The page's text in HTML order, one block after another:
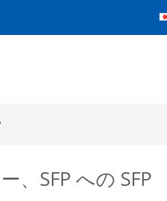
、SFP への SFP